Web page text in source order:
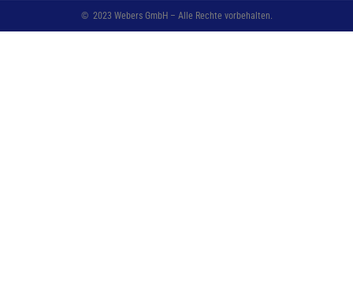
© 2023 Webers GmbH – Alle Rechte vorbehalten.